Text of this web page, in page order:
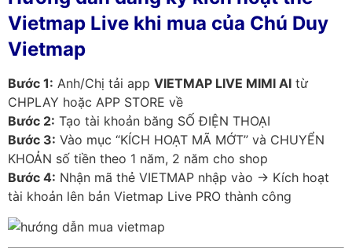
Vietmap Live khi mua của Chú Duy
Vietmap
Bước 1: Anh/Chị tải app VIETMAP LIVE MIMI AI từ
CHPLAY hoặc APP STORE về
Bước 2: Tạo tài khoản băng SỐ ĐIỆN THOẠI
Bước 3: Vào mục “KÍCH HOẠT MÃ MỚT” và CHUYỂN
KHOẢN số tiền theo 1 năm, 2 năm cho shop
Bước 4: Nhận mã thẻ VIETMAP nhập vào → Kích hoạt
tài khoản lên bản Vietmap Live PRO thành công